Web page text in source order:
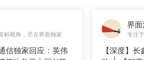
鲜视角，尽在界面独家
信独家回应：英伟
界
专注
【深度】